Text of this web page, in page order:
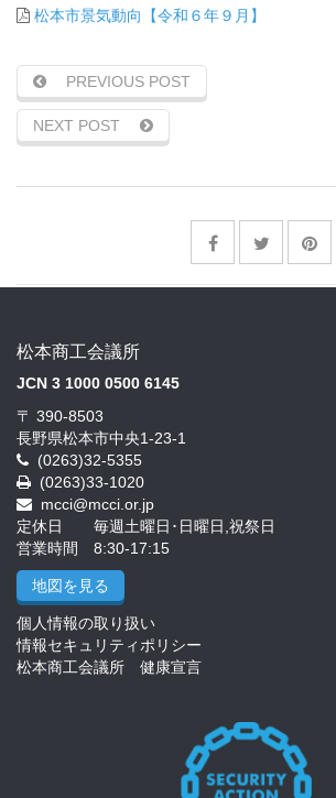
松本市景気動向【令和６年９月】
PREVIOUS POST
NEXT POST
松本商工会議所
JCN 3 1000 0500 6145
〒 390-8503
長野県松本市中央1-23-1
(0263)32-5355
(0263)33-1020
mcci@mcci.or.jp
定休日 毎週土曜日･日曜日,祝祭日
営業時間 8:30-17:15
地図を見る
個人情報の取り扱い
情報セキュリティポリシー
松本商工会議所 健康宣言